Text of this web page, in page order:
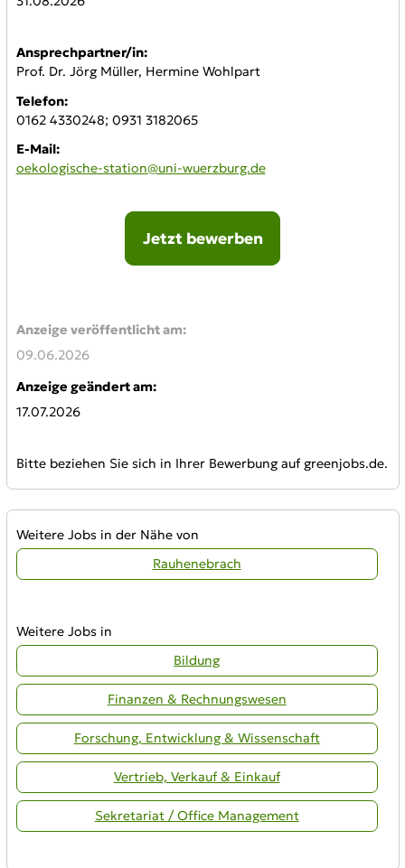
Ansprechpartner/in:
Prof. Dr. Jörg Müller, Hermine Wohlpart
Telefon:
0162 4330248; 0931 3182065
E-Mail:
oekologische-station@uni-wuerzburg.de
Jetzt bewerben
Anzeige veröffentlicht am:
09.06.2026
Anzeige geändert am:
17.07.2026
Bitte beziehen Sie sich in Ihrer Bewerbung auf greenjobs.de.
Weitere Jobs in der Nähe von
Rauhenebrach
Weitere Jobs in
Bildung
Finanzen & Rechnungswesen
Forschung, Entwicklung & Wissenschaft
Vertrieb, Verkauf & Einkauf
Sekretariat / Office Management